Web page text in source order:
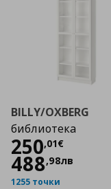
BILLY/OXBERG
библиотека
250,01€
Цена
488,98лв
1255 точки